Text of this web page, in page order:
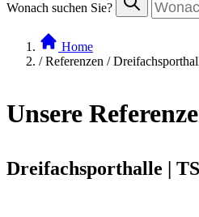
Wonach suchen Sie?
Home
/ Referenzen /
Unsere
Dreifachsporthalle |